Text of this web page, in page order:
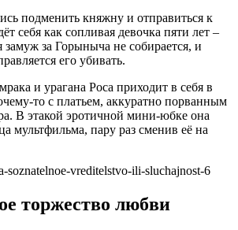
подменить княжну и отправиться к
себя как сопливая девочка пяти лет –
замуж за Горыныча не собирается, и
его убивать.
и урагана Роса приходит в себя в
то с платьем, аккуратно порванным
В этакой эротичной мини-юбке она
мультфильма, пару раз сменив её на
торжество любви